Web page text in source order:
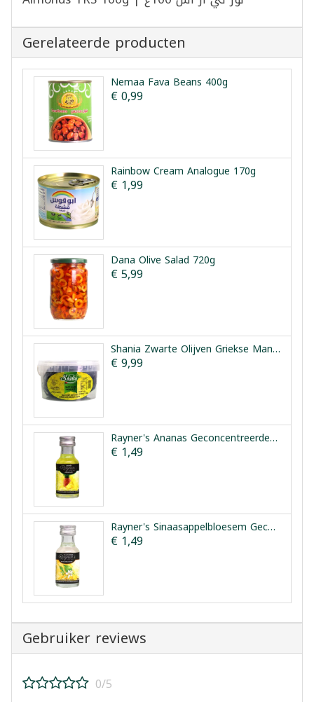
Gerelateerde producten
Nemaa Fava Beans 400g
€ 0,99
Rainbow Cream Analogue 170g
€ 1,99
Dana Olive Salad 720g
€ 5,99
Shania Zwarte Olijven Griekse Manier 1.5kg
€ 9,99
Rayner's Ananas Geconcentreerde Smaakessentie 25ml
€ 1,49
Rayner's Sinaasappelbloesem Geconcentreerde Smaakessentie 28ml
€ 1,49
Gebruiker reviews
0/5